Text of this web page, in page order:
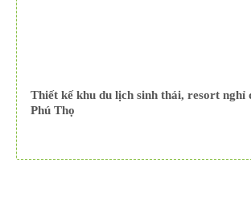
Thiết kế khu du lịch sinh thái, resort nghỉ
Phú Thọ